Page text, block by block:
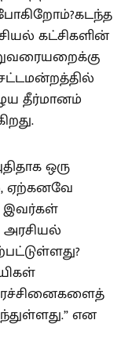
கட்சிகளின்
தீர்மானம்
ஒரு
ஏற்கனவே
இவர்கள்
அரசியல்
என